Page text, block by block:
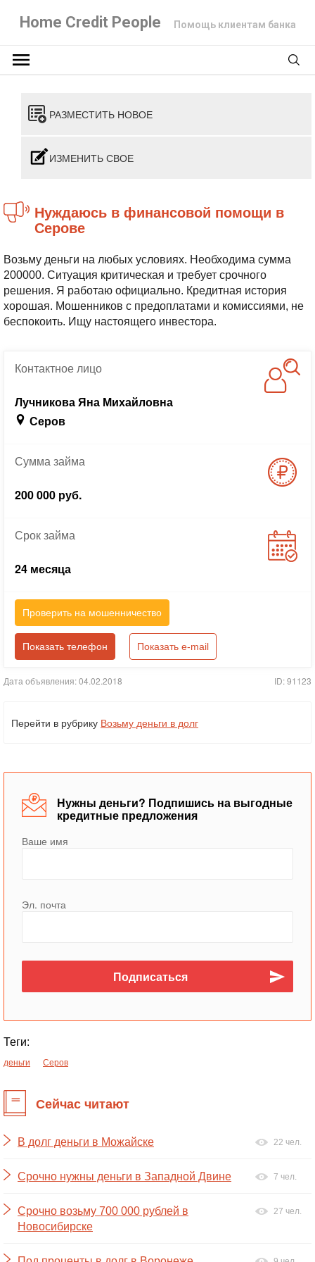
Home Credit People Помощь клиентам банка
РАЗМЕСТИТЬ НОВОЕ
ИЗМЕНИТЬ СВОЕ
Нуждаюсь в финансовой помощи в
Серове
Возьму деньги на любых условиях. Необходима сумма
200000. Ситуация критическая и требует срочного
решения. Я работаю официально. Кредитная история
хорошая. Мошенников с предоплатами и комиссиями, не
беспокоить. Ищу настоящего инвестора.
Контактноелицо
Лучникова Яна Михайловна
Серов
Суммазайма
200 000 руб.
Срокзайма
24 месяца
Проверить на мошенничество
Показать телефон Показать e-mail
Дата объявления: 04.02.2018 ID: 91123
Перейти в рубрику Возьму деньги в долг
Нужны деньги? Подпишись на выгодные
кредитные предложения
Ваше имя
Эл. почта
Теги:
деньги Серов
Сейчас читают
В долг деньги в Можайске 22 чел.
Срочно нужны деньги в Западной Двине 7 чел.
Срочно возьму 700 000 рублей в
Новосибирске
27 чел.